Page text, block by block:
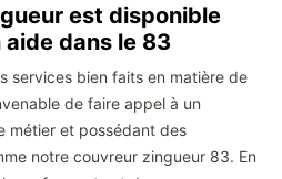
est disponible
dans le 83
services bien faits en matière de
de faire appel à un
métier et possédant des
notre couvreur zingueur 83. En